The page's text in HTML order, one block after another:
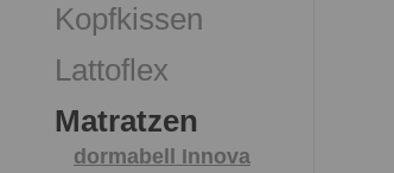
Kopfkissen
Lattoflex
Matratzen
dormabell Innova